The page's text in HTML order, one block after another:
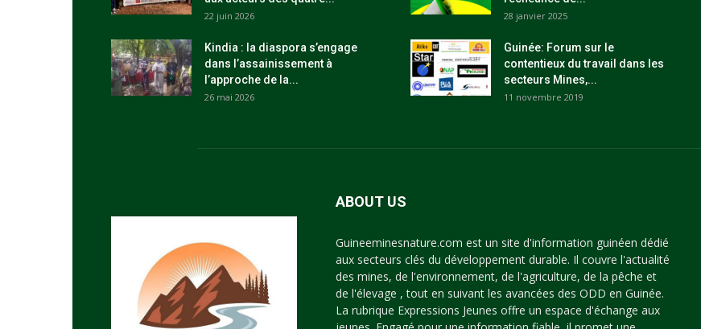
22 juin 2026
Kindia : la diaspora s’engage
dans l’assainissement à
l’approche de la...
26 mai 2026
28 janvier 2025
Guinée: Forum sur le
contentieux du travail dans les
secteurs Mines,...
11 novembre 2019
ABOUT US
Guineeminesnature.com est un site d'information guinéen dédié
aux secteurs clés du développement durable. Il couvre l'actualité
des mines, de l'environnement, de l'agriculture, de la pêche et
de l'élevage , tout en suivant les avancées des ODD en Guinée.
La rubrique Expressions Jeunes offre un espace d'échange aux